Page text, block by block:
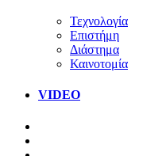
Τεχνολογία
Επιστήμη
Διάστημα
Καινοτομία
VIDEO